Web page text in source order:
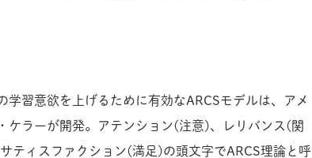
学習意欲を上げるために有効なARCSモデルは、アメ
ケラーが開発。アテンション(注意)、レリバンス(関
ティスファクション(満足)の頭文字でARCS理論と呼